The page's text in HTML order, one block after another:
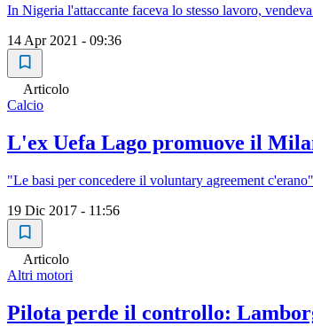
In Nigeria l'attaccante faceva lo stesso lavoro,
14 Apr 2021 - 09:36
Articolo
Calcio
L'ex Uefa Lago promuove il
"Le basi per concedere il voluntary agreement c'erano"
19 Dic 2017 - 11:56
Articolo
Altri motori
Pilota perde il controllo: